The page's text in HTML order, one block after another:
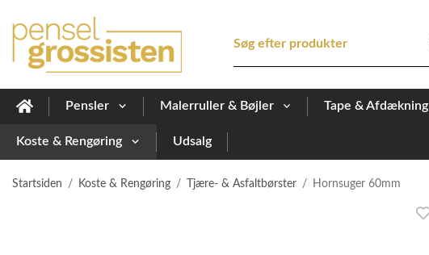
Pensler Malerruller & Bøjler Tape & Afdækning
Koste & Rengøring Udsalg
Startsiden / Koste & Rengøring / Tjære- & Asfaltbørster / Hornsuger 60mm